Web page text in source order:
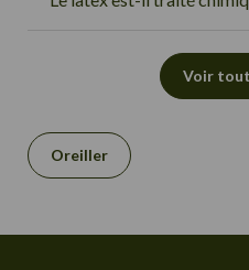
Voir
Oreiller